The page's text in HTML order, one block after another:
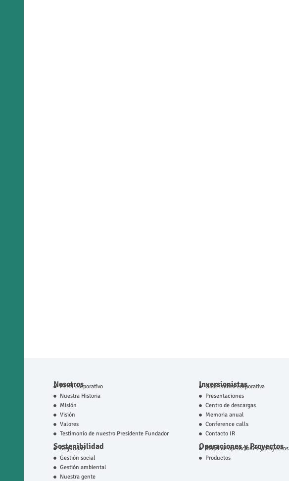
Nosotros
Perfil corporativo
Nuestra Historia
Misión
Visión
Valores
Testimonio de nuestro Presidente Fundador
Sostenibilidad
Seguridad
Gestión social
Gestión ambiental
Nuestra gente
Inversionistas
Gobernanza corporativa
Presentaciones
Centro de descargas
Memoria anual
Conference calls
Contacto IR
Operaciones y Proyectos
Mapa de operaciones y proyectos
Productos